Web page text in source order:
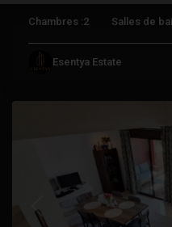
Chambres :2 Salles de
Esentya Estate
Orihuela
Précédent